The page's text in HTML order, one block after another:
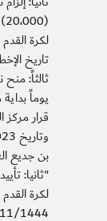
تاريخ
يوماً بداية
بن جديع
"ثانيا: